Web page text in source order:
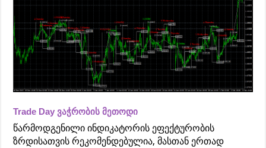
Trade Day ვაჭრობის მეთოდი
წარმოდგენილი ინდიკატორის ეფექტურობის
ზრდისათვის რეკომენდებულია, მასთან ერთად